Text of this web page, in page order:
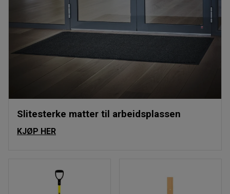
Slitesterke matter til arbeidsplassen
KJØP HER